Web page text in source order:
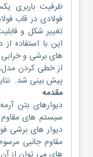
ظرفیت باربری
تغییر شکل و
این با استفاده
های برشی و خرابی
پیش بینی شد.
مقدمه
دیوارهای بتن
سیستم های
دیوار های برشی
مقاوم جانبی